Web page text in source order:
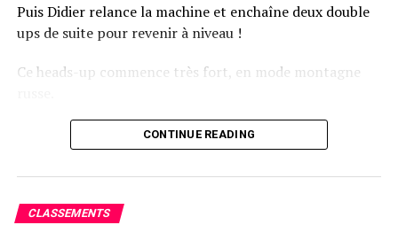
Puis Didier relance la machine et enchaîne deux double
ups de suite pour revenir à niveau !
Ce heads-up commence très fort, en mode montagne
Le champagne va réchauffer si les deux finalistes ne se décident pas !
CONTINUE READING
CLASSEMENTS